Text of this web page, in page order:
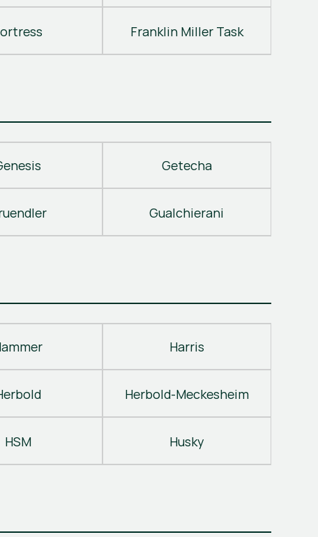
Franklin Miller Task
Getecha
Gualchierani
Harris
Herbold-Meckesheim
HSM Husky